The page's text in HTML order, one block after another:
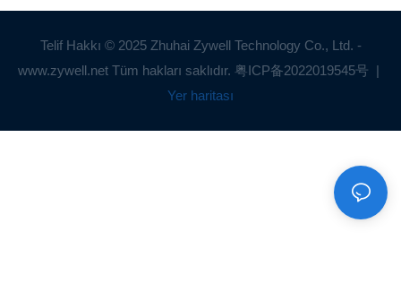
Telif Hakkı © 2025 Zhuhai Zywell Technology Co., Ltd. -
www.zywell.net Tüm hakları saklıdır. 粤ICP备2022019545号 |
Yer haritası